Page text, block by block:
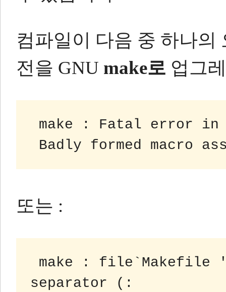
컴파일이 다음 중 하나
전을 GNU make로 업그
make : Fatal error
Badly formed macro
또는 :
separator (: